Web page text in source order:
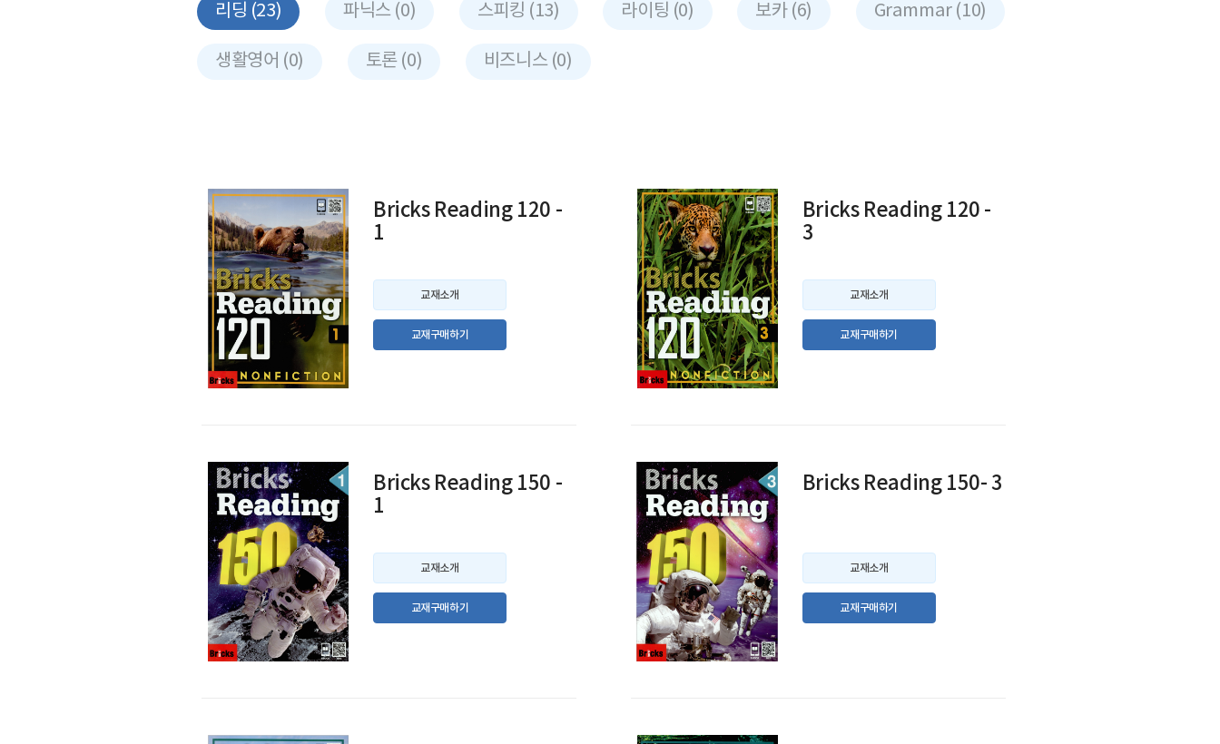
리딩 (23) 파닉스 (0) 스피킹 (13) 라이팅 (0) 보카 (6) Grammar (10)
생활영어 (0) 토론 (0) 비즈니스 (0)
Bricks Reading 120 -
1
교재소개
교재구매하기
Bricks Reading 120 -
3
교재소개
교재구매하기
Bricks Reading 150 -
1
교재소개
교재구매하기
Bricks Reading 150- 3
교재소개
교재구매하기